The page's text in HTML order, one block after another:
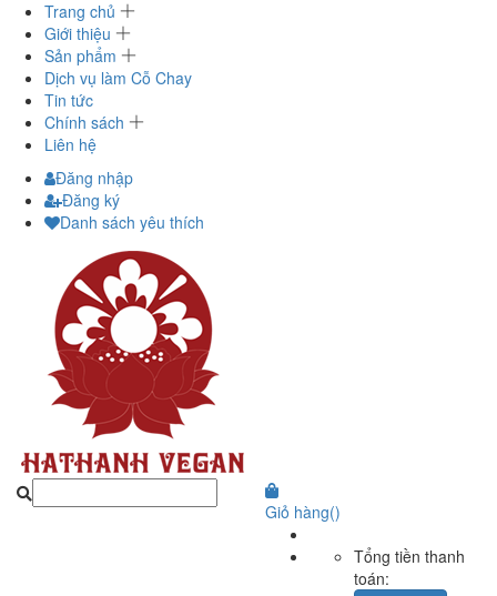
Trang chủ
Giới thiệu
Sản phẩm
Dịch vụ làm Cỗ Chay
Tin tức
Chính sách
Liên hệ
Đăng nhập
Đăng ký
Danh sách yêu thích
Giỏ hàng()
Tổng tiền thanh
toán: